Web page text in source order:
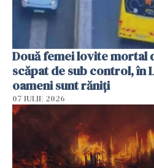
Două femei lovite mortal
scăpat de sub control, în
oameni sunt răniți
07 IULIE 2026